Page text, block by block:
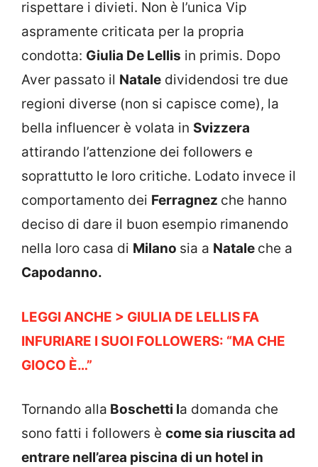
rispettare i divieti. Non è l’unica Vip
aspramente criticata per la propria
condotta: Giulia De Lellis in primis. Dopo
Aver passato il Natale dividendosi tre due
regioni diverse (non si capisce come), la
bella influencer è volata in Svizzera
attirando l’attenzione dei followers e
soprattutto le loro critiche. Lodato invece il
comportamento dei Ferragnez che hanno
deciso di dare il buon esempio rimanendo
nella loro casa di Milano sia a Natale che a
Capodanno.
LEGGI ANCHE > GIULIA DE LELLIS FA
INFURIARE I SUOI FOLLOWERS: “MA CHE
GIOCO È…”
Tornando alla Boschetti la domanda che
sono fatti i followers è come sia riuscita ad
entrare nell’area piscina di un hotel in